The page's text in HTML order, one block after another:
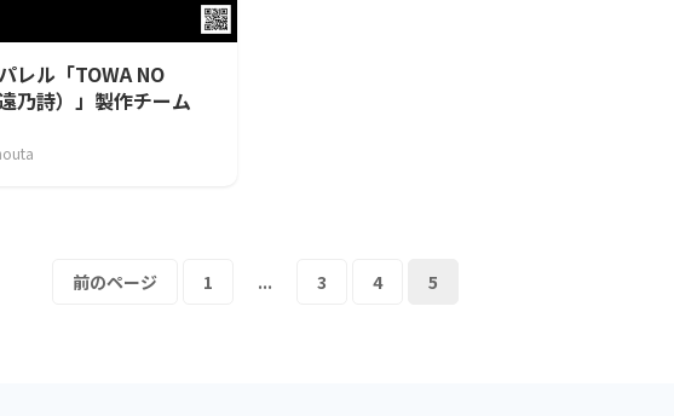
レル「TOWA NO
乃詩）」製作チーム
前のページ 1 ... 3 4 5